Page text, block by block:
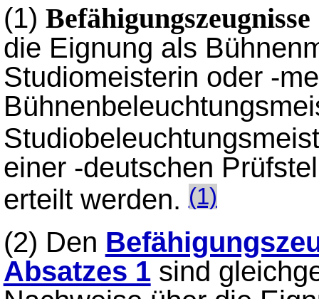
(1) Befähigungszeugnisse
die Eignung als
Studiomeisterin oder -
einer -deutschen
erteilt werden.(1)
(2) Den
Absatzes 1sind